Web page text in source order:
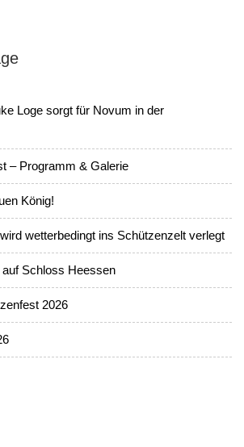
Loge sorgt für Novum in der
– Programm & Galerie
König!
wetterbedingt ins Schützenzelt verlegt
Schloss Heessen
2026